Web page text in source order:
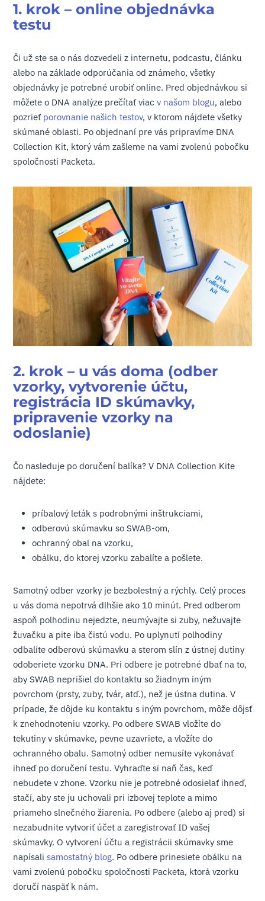
1. krok – online objednávka
testu
Či už ste sa o nás dozvedeli z internetu, podcastu, článku
alebo na základe odporúčania od známeho, všetky
objednávky je potrebné urobiť online. Pred objednávkou si
môžete o DNA analýze prečítať viac v našom blogu, alebo
pozrieť porovnanie našich testov, v ktorom nájdete všetky
skúmané oblasti. Po objednaní pre vás pripravíme DNA
Collection Kit, ktorý vám zašleme na vami zvolenú pobočku
spoločnosti Packeta.
2. krok – u vás doma (odber
vzorky, vytvorenie účtu,
registrácia ID skúmavky,
pripravenie vzorky na
odoslanie)
Čo nasleduje po doručení balíka? V DNA Collection Kite
nájdete:
príbalový leták s podrobnými inštrukciami,
odberovú skúmavku so SWAB-om,
ochranný obal na vzorku,
obálku, do ktorej vzorku zabalíte a pošlete.
Samotný odber vzorky je bezbolestný a rýchly. Celý proces
u vás doma nepotrvá dlhšie ako 10 minút. Pred odberom
aspoň polhodinu nejedzte, neumývajte si zuby, nežuvajte
žuvačku a pite iba čistú vodu. Po uplynutí polhodiny
odbalíte odberovú skúmavku a sterom slín z ústnej dutiny
odoberiete vzorku DNA. Pri odbere je potrebné dbať na to,
aby SWAB neprišiel do kontaktu so žiadnym iným
povrchom (prsty, zuby, tvár, atď.), než je ústna dutina. V
prípade, že dôjde ku kontaktu s iným povrchom, môže dôjsť
k znehodnoteniu vzorky. Po odbere SWAB vložíte do
tekutiny v skúmavke, pevne uzavriete, a vložíte do
ochranného obalu. Samotný odber nemusíte vykonávať
ihneď po doručení testu. Vyhraďte si naň čas, keď
nebudete v zhone. Vzorku nie je potrebné odosielať ihneď,
stačí, aby ste ju uchovali pri izbovej teplote a mimo
priameho slnečného žiarenia. Po odbere (alebo aj pred) si
nezabudnite vytvoriť účet a zaregistrovať ID vašej
skúmavky. O vytvorení účtu a registrácii skúmavky sme
napísali samostatný blog. Po odbere prinesiete obálku na
vami zvolenú pobočku spoločnosti Packeta, ktorá vzorku
doručí naspäť k nám.